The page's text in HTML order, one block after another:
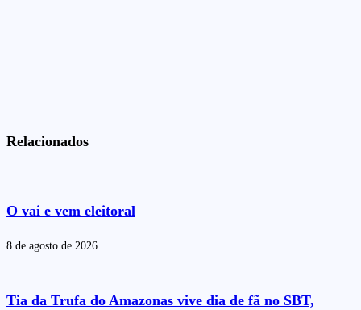
Relacionados
O vai e vem eleitoral
8 de agosto de 2026
Tia da Trufa do Amazonas vive dia de fã no SBT,